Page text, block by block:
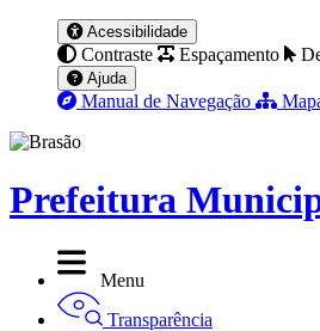
Acessibilidade
Contraste Espaçamento
Ajuda
Manual de Navegação
Prefeitura
Menu
Transparência